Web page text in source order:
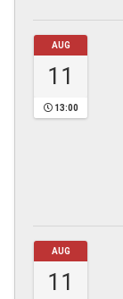
AUG
11
13:00
AUG
11